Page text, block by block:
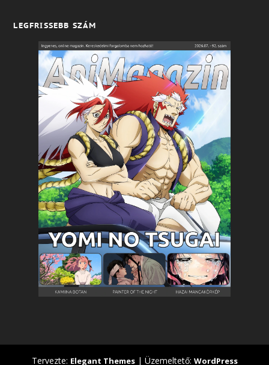
LEGFRISSEBB SZÁM
Tervezte: Elegant Themes| Üzemeltető: WordPress